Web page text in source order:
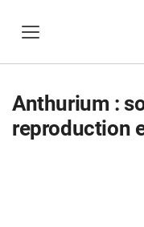
Anthurium :
reproduction